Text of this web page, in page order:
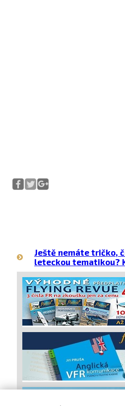
Ještě nemáte tričko,
leteckou tematikou?